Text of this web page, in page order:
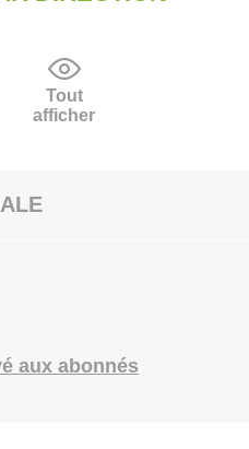
Tout
afficher
aux abonnés